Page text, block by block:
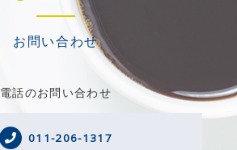
お問い合わせ
電話のお問い合わせ
011-206-1317